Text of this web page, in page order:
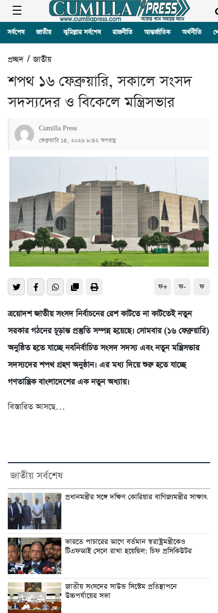
সর্বশেষ জাতীয় কুমিল্লার সর্বশেষ রাজনীতি আন্তর্জাতিক অর্থনীতি
প্রচ্ছদ/জাতীয়
শপথ ১৬ ফেব্রুয়ারি, সকালে সংসদ
সদস্যদের ও বিকেলে মন্ত্রিসভার
Cumilla Press
ফেব্রুয়ারি ১৪, ২০২৬ ৮:৪২ অপরাহ্ণ
ফ+ ফ- ফ
ত্রয়োদশ জাতীয় সংসদ নির্বাচনের রেশ কাটতে না কাটতেই নতুন
সরকার গঠনের চূড়ান্ত প্রস্তুতি সম্পন্ন হয়েছে। সোমবার (১৬ ফেব্রুয়ারি)
অনুষ্ঠিত হতে যাচ্ছে নবনির্বাচিত সংসদ সদস্য এবং নতুন মন্ত্রিসভার
সদস্যদের শপথ গ্রহণ অনুষ্ঠান। এর মধ্য দিয়ে শুরু হতে যাচ্ছে
গণতান্ত্রিক বাংলাদেশের এক নতুন অধ্যায়।
বিস্তারিত আসছে…
জাতীয় সর্বশেষ
প্রধানমন্ত্রীর সঙ্গে দক্ষিণ কোরিয়ার বাণিজ্যমন্ত্রীর সাক্ষাৎ
ভারতে পাচারের আগে বর্তমান স্বরাষ্ট্রমন্ত্রীকেও
টিএফআই সেলে রাখা হয়েছিল: চিফ প্রসিকিউটর
জাতীয় সংসদের সাউন্ড সিস্টেম প্রতিস্থাপনে
উচ্চপর্যায়ের সভা